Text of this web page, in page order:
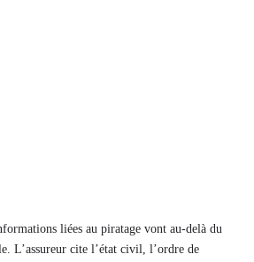
liées au piratage vont au-delà du
L’assureur cite l’état civil, l’ordre de